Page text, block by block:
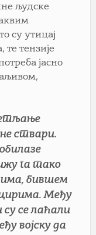
људске
су утицај
тензије
јасно
ствари.
га тако
бившем
Међу
су се лаћали
војску да